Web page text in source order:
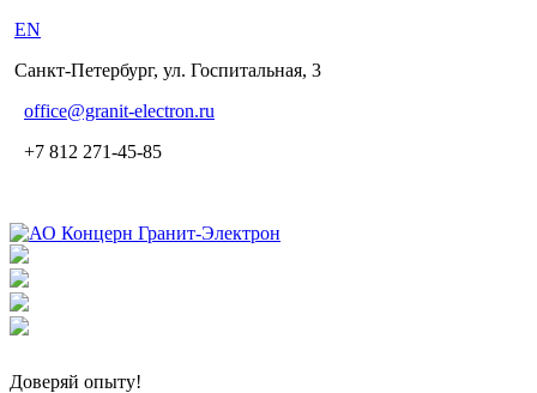
EN
Санкт-Петербург, ул. Госпитальная, 3
office@granit-electron.ru
+7 812 271-45-85
Доверяй опыту!